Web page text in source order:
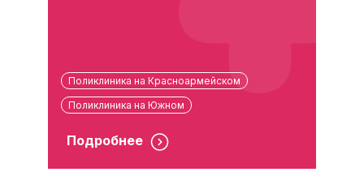
Поликлиника на Красноармейском
Поликлиника на Южном
Подробнее